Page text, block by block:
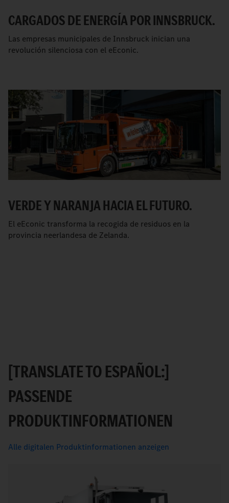
CARGADOS DE ENERGÍA POR INNSBRUCK.
Las empresas municipales de Innsbruck inician una
revolución silenciosa con el eEconic.
VERDE Y NARANJA HACIA EL FUTURO.
El eEconic transforma la recogida de residuos en la
provincia neerlandesa de Zelanda.
[TRANSLATE TO ESPAÑOL:]
PASSENDE
PRODUKTINFORMATIONEN
Alle digitalen Produktinformationen anzeigen